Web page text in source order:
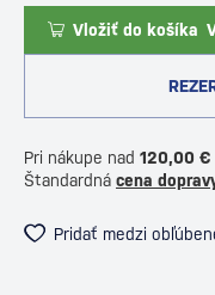
Vložiť do košíka
Pri nákupe nad 120,00 €
Štandardná cena
Pridať medzi